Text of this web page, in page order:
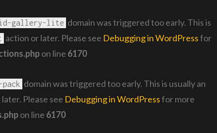
gallery-lite domain was triggered too early. This is
action or later. Please see Debugging in WordPressfor
on line 6170
domain was triggered too early. This is usually an
Please see Debugging in WordPressfor more
on line 6170